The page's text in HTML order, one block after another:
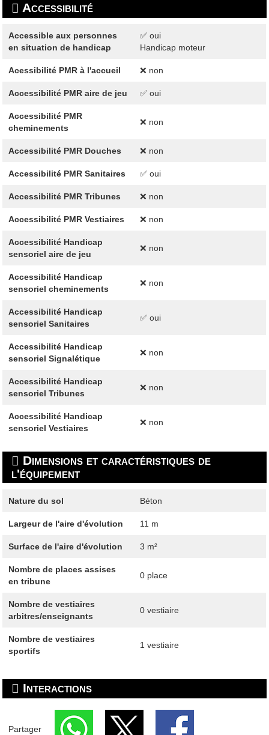
Accessibilité
Accessible aux personnes
en situation de handicap
✅ oui
Handicap moteur
Acessibilité PMR à l'accueil ❌ non
Accessibilité PMR aire de jeu ✅ oui
Accessibilité PMR
cheminements
❌ non
Accessibilité PMR Douches ❌ non
Accessibilité PMR Sanitaires ✅ oui
Accessibilité PMR Tribunes ❌ non
Accessibilité PMR Vestiaires ❌ non
Accessibilité Handicap
sensoriel aire de jeu
❌ non
Accessibilité Handicap
sensoriel cheminements
❌ non
Accessibilité Handicap
sensoriel Sanitaires
✅ oui
Accessibilité Handicap
sensoriel Signalétique
❌ non
Accessibilité Handicap
sensoriel Tribunes
❌ non
Accessibilité Handicap
sensoriel Vestiaires
❌ non
Dimensions et caractéristiques de
l'équipement
Nature du sol Béton
Largeur de l'aire d'évolution 11 m
Surface de l'aire d'évolution 3 m²
Nombre de places assises
en tribune
0 place
Nombre de vestiaires
arbitres/enseignants
0 vestiaire
Nombre de vestiaires
sportifs
1 vestiaire
Interactions
Partager